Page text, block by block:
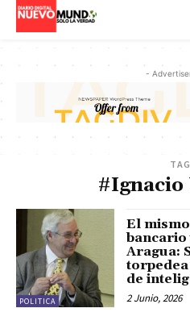
-
TAG
POLITICA
El
bancario
Aragua:
de
2 Junio, 2026